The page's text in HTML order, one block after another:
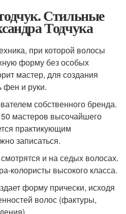
Стильные
Тодчука
при которой волосы
форму без особых
мастер, для создания
фен и руки.
собственного бренда.
мастеров высочайшего
практикующим
записаться.
и на седых волосах.
колористы высокого класса.
форму прически, исходя
волос (фактуры,